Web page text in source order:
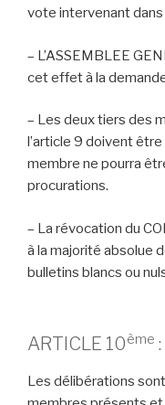
vote intervenant
– L’ASSEMBLEE
cet effet à la
– Les deux tiers des
l’article 9 doivent
membre ne pourra
procurations.
– La révocation du
à la majorité absolue
bulletins blancs ou
ARTICLE 10ème :
Les délibérations